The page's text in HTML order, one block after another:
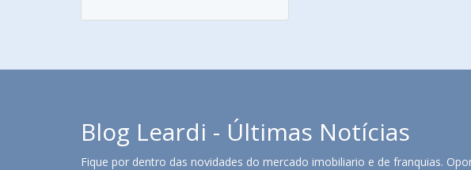
Blog Leardi - Últimas Notícias
Fique por dentro das novidades do mercado imobiliario e de franquias.